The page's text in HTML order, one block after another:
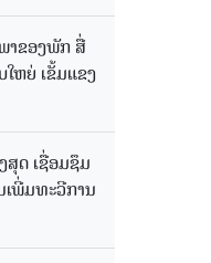
າຂອງພັກ ສື່
ຫຍ່ ເຂັ້ມແຂງ
ສຸດ ເຊື່ອມຊຶມ
ເພີ່ມທະວີການ